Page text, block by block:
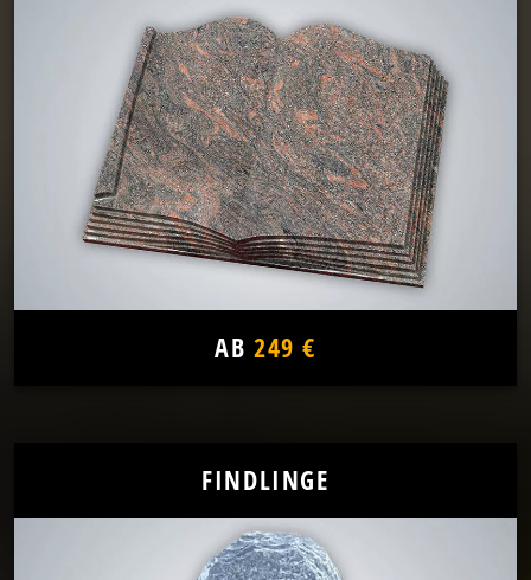
AB 249 €
FINDLINGE